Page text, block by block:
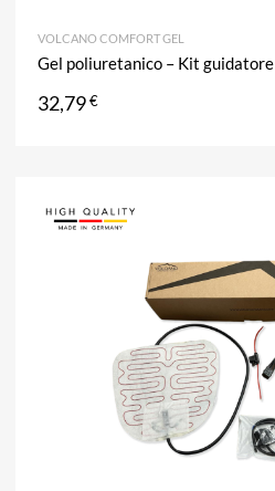
VOLCANO COMFORT GEL
Gel poliuretanico – Kit guidatore
32,79€